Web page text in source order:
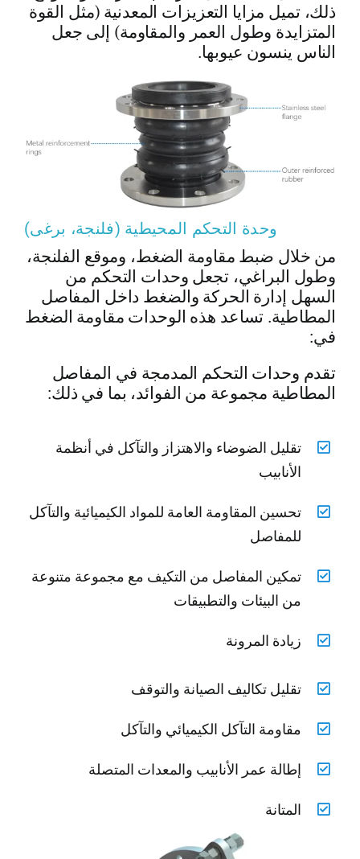
ذلك، تميل مزايا التعزيزات المعدنية (مثل القوة
المتزايدة وطول العمر والمقاومة) إلى جعل
الناس ينسون عيوبها.
وحدة التحكم المحيطية (فلنجة، برغى)
من خلال ضبط مقاومة الضغط، وموقع الفلنجة،
وطول البراغي، تجعل وحدات التحكم من
السهل إدارة الحركة والضغط داخل المفاصل
المطاطية. تساعد هذه الوحدات مقاومة الضغط
في:
تقدم وحدات التحكم المدمجة في المفاصل
المطاطية مجموعة من الفوائد، بما في ذلك:
تقليل الضوضاء والاهتزاز والتآكل في أنظمة
الأنابيب
تحسين المقاومة العامة للمواد الكيميائية والتآكل
للمفاصل
تمكين المفاصل من التكيف مع مجموعة متنوعة
من البيئات والتطبيقات
زيادة المرونة
تقليل تكاليف الصيانة والتوقف
مقاومة التآكل الكيميائي والتآكل
إطالة عمر الأنابيب والمعدات المتصلة
المتانة